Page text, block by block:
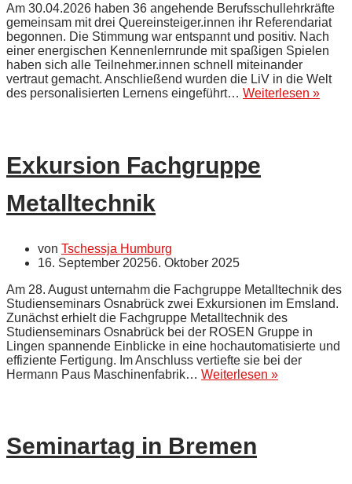
Am 30.04.2026 haben 36 angehende Berufsschullehrkräfte
gemeinsam mit drei Quereinsteiger.innen ihr Referendariat
begonnen. Die Stimmung war entspannt und positiv. Nach
einer energischen Kennenlernrunde mit spaßigen Spielen
haben sich alle Teilnehmer.innen schnell miteinander
vertraut gemacht. Anschließend wurden die LiV in die Welt
des personalisierten Lernens eingeführt… Weiterlesen »Ein
Exkursion Fachgruppe
Metalltechnik
von Tschessja Humburg
16. September 20256. Oktober 2025
Am 28. August unternahm die Fachgruppe Metalltechnik des
Studienseminars Osnabrück zwei Exkursionen im Emsland.
Zunächst erhielt die Fachgruppe Metalltechnik des
Studienseminars Osnabrück bei der ROSEN Gruppe in
Lingen spannende Einblicke in eine hochautomatisierte und
effiziente Fertigung. Im Anschluss vertiefte sie bei der
Hermann Paus Maschinenfabrik… Weiterlesen »Exkursion
Seminartag in Bremen